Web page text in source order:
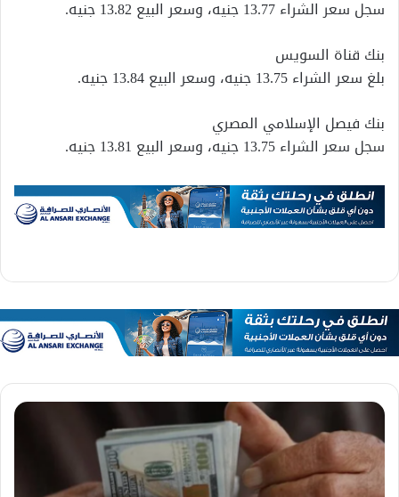
سجل سعر الشراء 13.77 جنيه، وسعر البيع 13.82 جنيه.
بنك قناة السويس
بلغ سعر الشراء 13.75 جنيه، وسعر البيع 13.84 جنيه.
بنك فيصل الإسلامي المصري
سجل سعر الشراء 13.75 جنيه، وسعر البيع 13.81 جنيه.